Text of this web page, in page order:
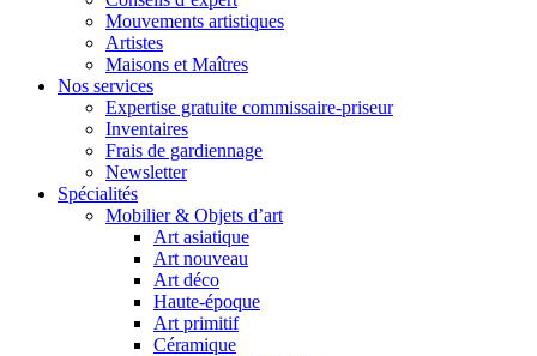
Mouvements artistiques
Artistes
Maisons et Maîtres
Nos services
Expertise gratuite commissaire-priseur
Inventaires
Frais de gardiennage
Newsletter
Spécialités
Mobilier & Objets d’art
Art asiatique
Art nouveau
Art déco
Haute-époque
Art primitif
Céramique